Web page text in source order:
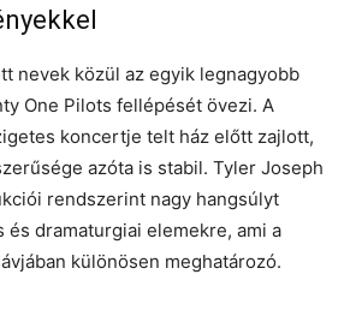
nevek közül az egyik legnagyobb
One Pilots fellépését övezi. A
koncertje telt ház előtt zajlott,
azóta is stabil. Tyler Joseph
rendszerint nagy hangsúlyt
és dramaturgiai elemekre, ami a
különösen meghatározó.